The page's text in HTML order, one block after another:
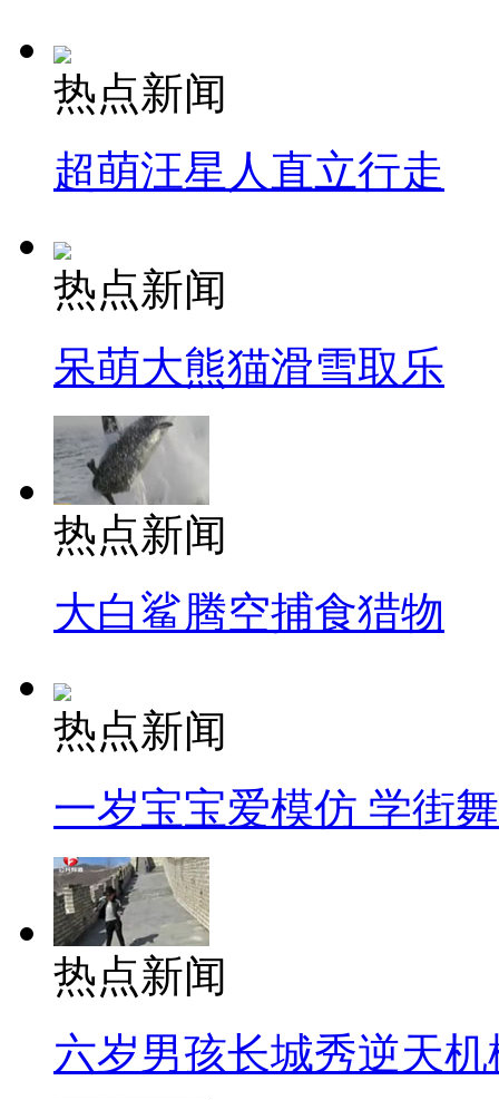
热点新闻
超萌汪星人直立行走
热点新闻
呆萌大熊猫滑雪取乐
热点新闻
大白鲨腾空捕食猎物
热点新闻
一岁宝宝爱模仿 学街
热点新闻
六岁男孩长城秀逆天机